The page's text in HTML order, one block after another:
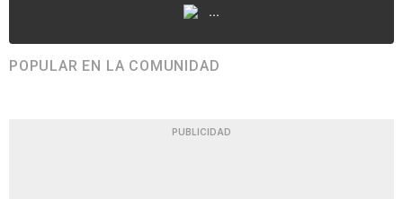
...
POPULAR EN LA COMUNIDAD
PUBLICIDAD